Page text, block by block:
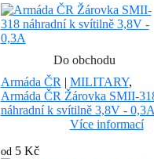
Do obchodu
Armáda ČR | MILITARY,
Armáda ČR Žárovka SMII-
náhradní k svítilně 3,8V - 0,3A
Více informací
od 5 Kč